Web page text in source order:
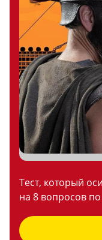
Тест, который
на 8 вопросов